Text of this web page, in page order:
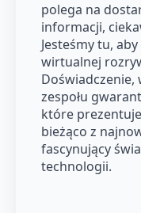
polega na
informacji,
Jesteśmy tu,
wirtualnej
Doświadczenie,
zespołu
które
bieżąco z
fascynujący
technologii.